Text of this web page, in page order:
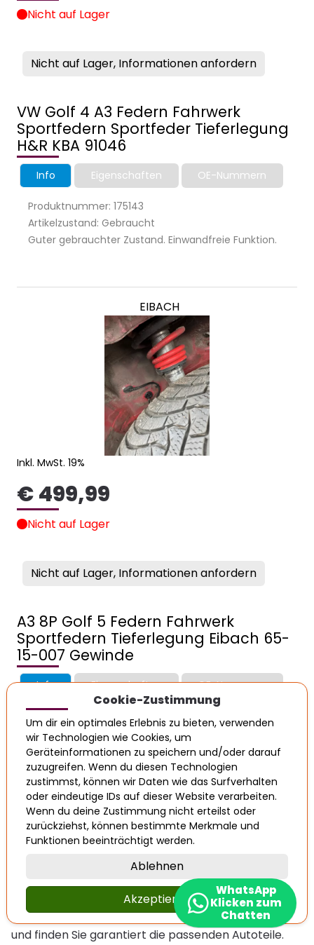
VW Golf 4 A3 Federn Fahrwerk
Sportfedern Sportfeder Tieferlegung
H&R KBA 91046
Info Eigenschaften OE-Nummern
Produktnummer: 175143
Artikelzustand: Gebraucht
Guter gebrauchter Zustand. Einwandfreie Funktion.
Nicht auf Lager
Nicht auf Lager, Informationen anfordern
EIBACH
A3 8P Golf 5 Federn Fahrwerk
Sportfedern Tieferlegung Eibach 65-
15-007 Gewinde
Info Eigenschaften OE-Nummern
Produktnummer: 179509
Artikelzustand: Gebraucht
Guter gebrauchter Zustand. Einwandfreie Funktion.
Inkl. MwSt. 19%
€ 499,99
Nicht auf Lager
Nicht auf Lager, Informationen anfordern
1
Tieferlegungsfedern
Wulfhorst Autoverwertung bietet Ihnen eine
große Auswahl an Original-Gebrauchtteilen für
Ihr Auto. Suchen Sie nach Marke, Modell und Typ
und finden Sie garantiert die passenden Autoteile.
WhatsApp
Klicken zum
Chatten
Cookie-Zustimmung
Um dir ein optimales Erlebnis zu bieten, verwenden
wir Technologien wie Cookies, um
Geräteinformationen zu speichern und/oder darauf
zuzugreifen. Wenn du diesen Technologien
zustimmst, können wir Daten wie das Surfverhalten
oder eindeutige IDs auf dieser Website verarbeiten.
Wenn du deine Zustimmung nicht erteilst oder
zurückziehst, können bestimmte Merkmale und
Funktionen beeinträchtigt werden.
Ablehnen
Akzeptieren